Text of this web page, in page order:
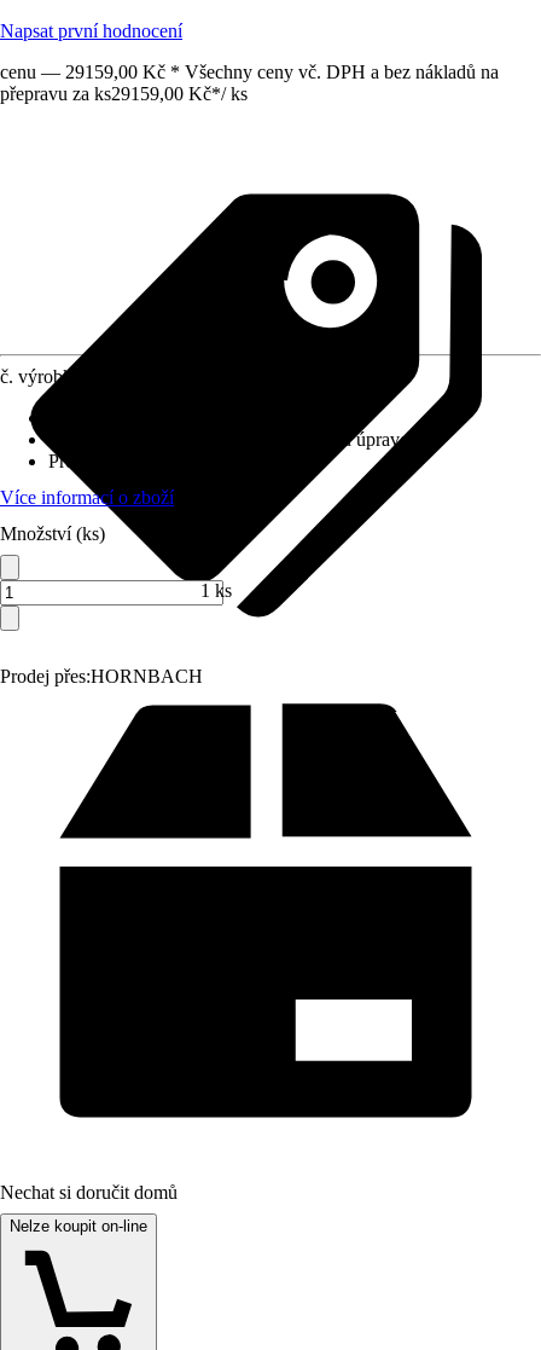
Napsat první hodnocení
cenu — 29159,00 Kč * Všechny ceny vč. DPH a bez nákladů na
přepravu za ks29159,00 Kč*/ ks
Prodej přes:HORNBACH
č. výrobku
S práškovou úpravou
Profil
Více informací o zboží
Množství (ks)
1 ks
Nechat si doručit domů
Nelze koupit on-line